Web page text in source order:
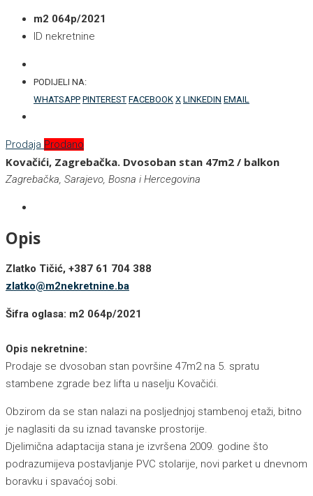
m2 064p/2021
ID nekretnine
PODIJELI NA:
WHATSAPP PINTEREST FACEBOOK X LINKEDIN EMAIL
Prodaja Prodano
Kovačići, Zagrebačka. Dvosoban stan 47m2 / balkon
Zagrebačka, Sarajevo, Bosna i Hercegovina
Opis
Zlatko Tičić, +387 61 704 388
zlatko@m2nekretnine.ba
Šifra oglasa: m2 064p/2021
Opis nekretnine:
Prodaje se dvosoban stan površine 47m2 na 5. spratu
stambene zgrade bez lifta u naselju Kovačići.
Obzirom da se stan nalazi na posljednjoj stambenoj etaži, bitno
je naglasiti da su iznad tavanske prostorije.
Djelimična adaptacija stana je izvršena 2009. godine što
podrazumijeva postavljanje PVC stolarije, novi parket u dnevnom
boravku i spavaćoj sobi.